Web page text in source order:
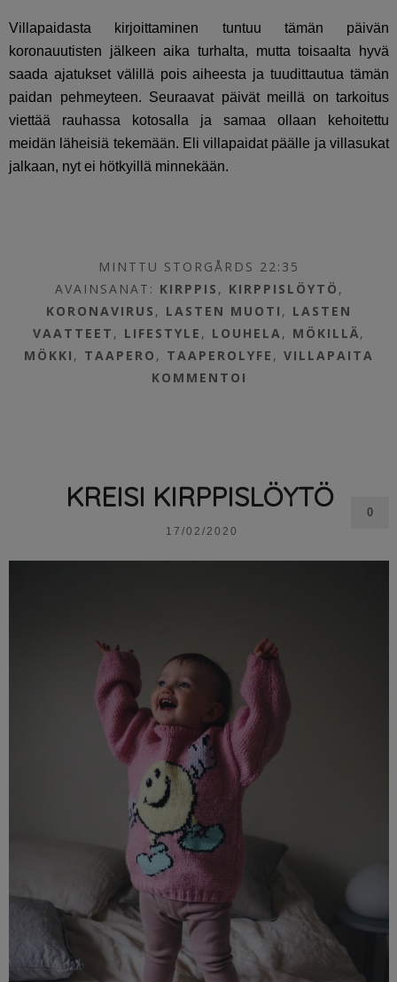
Villapaidasta kirjoittaminen tuntuu tämän päivän
koronauutisten jälkeen aika turhalta, mutta toisaalta hyvä
saada ajatukset välillä pois aiheesta ja tuudittautua tämän
paidan pehmeyteen. Seuraavat päivät meillä on tarkoitus
viettää rauhassa kotosalla ja samaa ollaan kehoitettu
meidän läheisiä tekemään. Eli villapaidat päälle ja villasukat
jalkaan, nyt ei hötkyillä minnekään.
MINTTU STORGÅRDS 22:35
AVAINSANAT: KIRPPIS , KIRPPISLÖYTÖ ,
KORONAVIRUS , LASTEN MUOTI , LASTEN
VAATTEET , LIFESTYLE , LOUHELA, MÖKILLÄ,
MÖKKI , TAAPERO , TAAPEROLYFE ,VILLAPAITA
KOMMENTOI
KREISI KIRPPISLÖYTÖ
17/02/2020
0